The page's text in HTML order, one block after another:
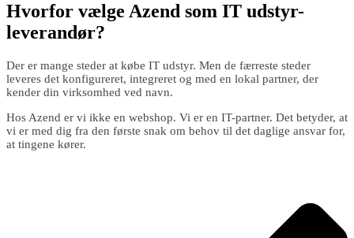
Hvorfor vælge Azend som IT udstyr-
leverandør?
Der er mange steder at købe IT udstyr. Men de færreste steder
leveres det konfigureret, integreret og med en lokal partner, der
kender din virksomhed ved navn.
Hos Azend er vi ikke en webshop. Vi er en IT-partner. Det betyder, at
vi er med dig fra den første snak om behov til det daglige ansvar for,
at tingene kører.